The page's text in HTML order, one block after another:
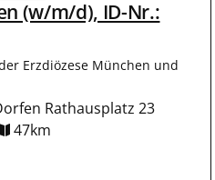
(w/m/d), ID-Nr.:
Erzdiözese München und
Rathausplatz 23
47km